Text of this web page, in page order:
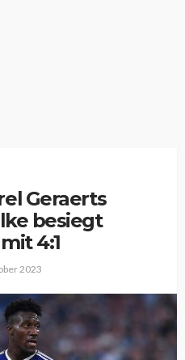
Geraerts
besiegt
4:1
2023